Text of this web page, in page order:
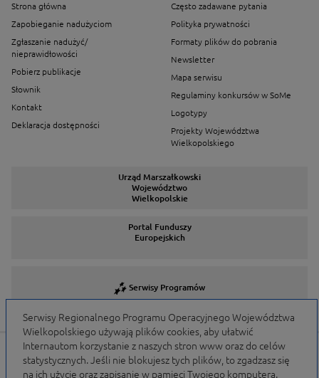
Strona główna
Zapobieganie nadużyciom
Zgłaszanie nadużyć/
nieprawidłowości
Pobierz publikacje
Słownik
Kontakt
Deklaracja dostępności
Często zadawane pytania
Polityka prywatności
Formaty plików do pobrania
Newsletter
Mapa serwisu
Regulaminy konkursów w SoMe
Logotypy
Projekty Województwa
Wielkopolskiego
Urząd Marszałkowski
Województwo
Wielkopolskie
Portal Funduszy
Europejskich
Serwisy Programów
Portal finansowany przez Unię Europejską w ramach
WRPO 2007-2013 i WRPO 2014-2020 oraz budżet
Serwisy Regionalnego Programu Operacyjnego Województwa
Wielkopolskiego używają plików cookies, aby ułatwić
Internautom korzystanie z naszych stron www oraz do celów
statystycznych. Jeśli nie blokujesz tych plików, to zgadzasz się
na ich użycie oraz zapisanie w pamięci Twojego komputera.